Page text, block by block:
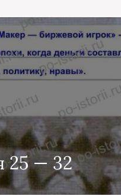
25 — 32